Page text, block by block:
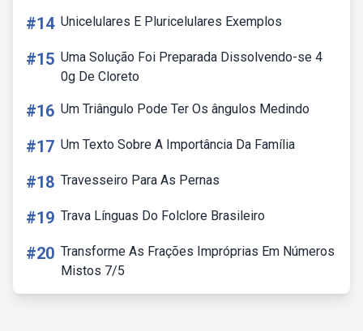
#14 Unicelulares E Pluricelulares Exemplos
#15 Uma Solução Foi Preparada Dissolvendo-se 4
0g De Cloreto
#16 Um Triângulo Pode Ter Os ângulos Medindo
#17 Um Texto Sobre A Importância Da Família
#18 Travesseiro Para As Pernas
#19 Trava Línguas Do Folclore Brasileiro
#20 Transforme As Frações Impróprias Em Números
Mistos 7/5